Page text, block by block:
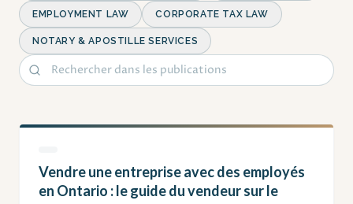
EMPLOYMENT LAW CORPORATE TAX LAW
NOTARY & APOSTILLE SERVICES
Vendre une entreprise avec des employés
en Ontario : le guide du vendeur sur le